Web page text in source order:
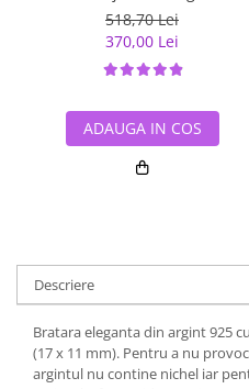
Impossible
518,70 Lei
370,00 Lei
ADAUGA IN COS
Descriere
Bratara eleganta din argint 925
(17 x 11 mm). Pentru a nu
argintul nu contine nichel iar